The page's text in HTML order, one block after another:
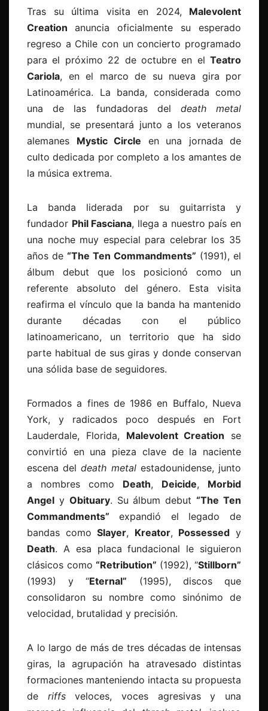
Tras su última visita en 2024, Malevolent
Creation anuncia oficialmente su esperado
regreso a Chile con un concierto programado
para el próximo 22 de octubreen el Teatro
Cariola, en el marco de su nueva gira por
Latinoamérica. La banda, considerada como
una de las fundadoras del death metal
mundial, se presentará junto a los veteranos
alemanes Mystic Circle en una jornada de
culto dedicada por completo a los amantes de
la música extrema.
La banda liderada por su guitarrista y
fundador Phil Fasciana, llega a nuestro país en
una noche muy especial para celebrar los 35
años de “The Ten Commandments” (1991), el
álbum debut que los posicionó como un
referente absoluto del género. Esta visita
reafirma el vínculo que la banda ha mantenido
durante décadas con el público
latinoamericano, un territorio que ha sido
parte habitual de sus giras y donde conservan
una sólida base de seguidores.
Formados a fines de 1986 en Buffalo, Nueva
York, y radicados poco después en Fort
Lauderdale, Florida, Malevolent Creation se
convirtió en una pieza clave de la naciente
escena deldeath metalestadounidense, junto
a nombres como Death, Deicide, Morbid
Angel y Obituary. Su álbum debut“The Ten
Commandments” expandió el legado de
bandas comoSlayer, Kreator, Possessed y
Death. A esa placa fundacional le siguieron
clásicos como “Retribution” (1992), “Stillborn”
(1993) y “Eternal” (1995), discos que
consolidaron su nombre como sinónimo de
velocidad, brutalidad y precisión.
A lo largo de más de tres décadas de intensas
giras, la agrupación ha atravesado distintas
formaciones manteniendo intacta su propuesta
de riffsveloces, voces agresivas y una